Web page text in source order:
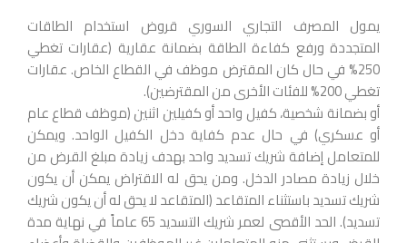
يمول المصرف التجاري السوري قروض استخدام الطاقات
المتجددة ورفع كفاءة الطاقة بضمانة عقارية (عقارات تغطي
250% في حال كان المقترض موظف في القطاع الخاص. عقارات
تغطي 200% للفئات الأخرى من المقترضين).
أو بضمانة شخصية، كفيل واحد أو كفيلين اثنين (موظف قطاع عام
أو عسكري) في حال عدم كفاية دخل الكفيل الواحد. ويمكن
للمتعامل إضافة شريك تسديد واحد بهدف زيادة مبلغ القرض من
خلال زيادة مصادر الدخل. ومن يحق له الاقتراض يمكن أن يكون
شريك تسديد باستثناء المتقاعد (المتقاعد لا يحق له أن يكون شريك
تسديد). الحد الأقصى لعمر شريك التسديد 65 عاماً في نهاية مدة